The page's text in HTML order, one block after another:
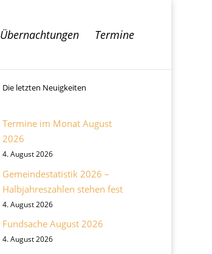
Übernachtungen Termine
Die letzten Neuigkeiten
Termine im Monat August
2026
4. August 2026
Gemeindestatistik 2026 –
Halbjahreszahlen stehen fest
4. August 2026
Fundsache August 2026
4. August 2026